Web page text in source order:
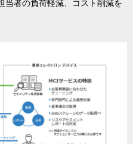
当者の負荷軽減、コスト削減を